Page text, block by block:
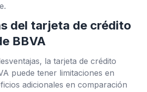
del tarjeta de crédito
BBVA
la tarjeta de crédito
puede tener limitaciones en
adicionales en comparación